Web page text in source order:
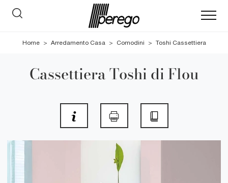
Home > Arredamento Casa > Comodini > Toshi Cassettiera
Cassettiera Toshi di Flou